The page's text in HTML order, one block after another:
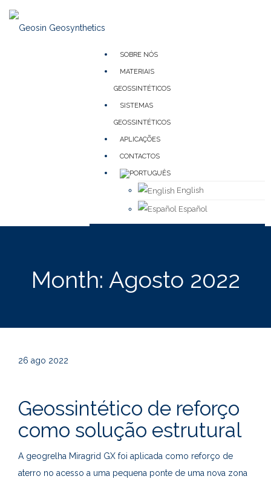
SOBRE NÓS
MATERIAIS
GEOSSINTÉTICOS
SISTEMAS
GEOSSINTÉTICOS
APLICAÇÕES
CONTACTOS
English
Español
Month: Agosto 2022
26 ago 2022
Geossintético de reforço
como solução estrutural
A geogrelha Miragrid GX foi aplicada como reforço de
aterro no acesso a uma pequena ponte de uma nova zona